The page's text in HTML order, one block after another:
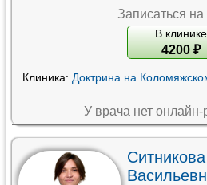
Записаться
В клинике
4200 ₽
Клиника: Доктрина на
У врача нет онлайн-